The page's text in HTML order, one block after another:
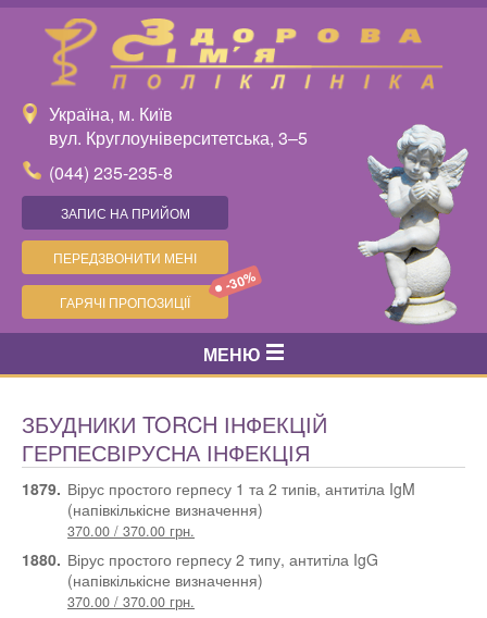
Україна, м. Київ
вул. Круглоуніверситетська, 3–5
(044) 235-235-8
ЗАПИС НА ПРИЙОМ
ПЕРЕДЗВОНИТИ МЕНІ
ГАРЯЧІ ПРОПОЗИЦІЇ
-30%
МЕНЮ
ЗБУДНИКИ TORCH ІНФЕКЦІЙ
ГЕРПЕСВІРУСНА ІНФЕКЦІЯ
1879. Вірус простого герпесу 1 та 2 типів, антитіла IgM
(напівкількісне визначення)
370.00 / 370.00 грн.
1880. Вірус простого герпесу 2 типу, антитіла IgG
(напівкількісне визначення)
370.00 / 370.00 грн.